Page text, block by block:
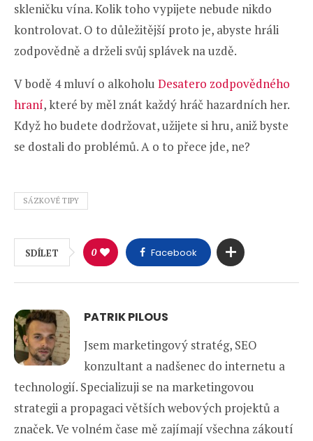
skleničku vína. Kolik toho vypijete nebude nikdo
kontrolovat. O to důležitější proto je, abyste hráli
zodpovědně a drželi svůj splávek na uzdě.
V bodě 4 mluví o alkoholu Desatero zodpovědného
hraní, které by měl znát každý hráč hazardních her.
Když ho budete dodržovat, užijete si hru, aniž byste
se dostali do problémů. A o to přece jde, ne?
SÁZKOVÉ TIPY
SDÍLET 0 Facebook
PATRIK PILOUS
Jsem marketingový stratég, SEO
konzultant a nadšenec do internetu a
technologií. Specializuji se na marketingovou
strategii a propagaci větších webových projektů a
značek. Ve volném čase mě zajímají všechna zákoutí